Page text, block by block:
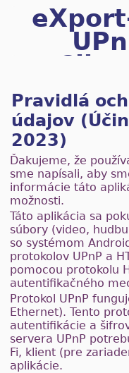
Pravidlá
údajov
2023)
Ďakujeme, že
sme napísali, aby
informácie táto
možnosti.
Táto aplikácia sa
súbory (video,
so systémom
protokolov UPnP a
pomocou protokolu
autentifikačného
Protokol UPnP
Ethernet). Tento
autentifikácie a
servera UPnP
Fi, klient (pre
aplikácie.